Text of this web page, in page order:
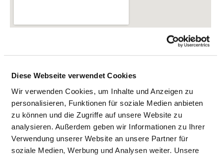
Diese Webseite verwendet Cookies
Wir verwenden Cookies, um Inhalte und Anzeigen zu
personalisieren, Funktionen für soziale Medien anbieten
zu können und die Zugriffe auf unsere Website zu
analysieren. Außerdem geben wir Informationen zu Ihrer
Verwendung unserer Website an unsere Partner für
soziale Medien, Werbung und Analysen weiter. Unsere